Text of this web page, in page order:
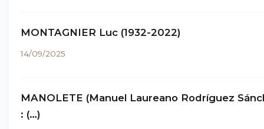
MONTAGNIER Luc (1932-2022)
14/09/2025
MANOLETE (Manuel Laureano Rodríguez
: (…)